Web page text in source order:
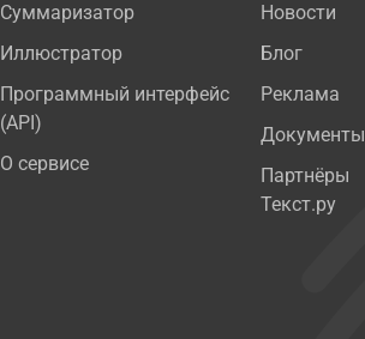
Суммаризатор
Иллюстратор
Программный интерфейс
(API)
О сервисе
Новости
Блог
Реклама
Документы
Партнёры
Текст.ру